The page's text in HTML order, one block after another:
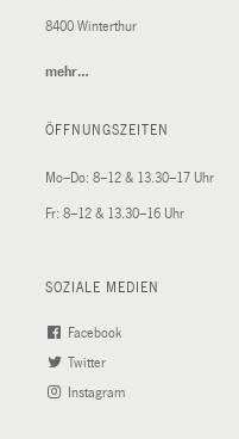
8400 Winterthur
mehr…
ÖFFNUNGSZEITEN
Mo–Do: 8–12 & 13.30–17 Uhr
Fr: 8–12 & 13.30–16 Uhr
SOZIALE MEDIEN
Facebook
Twitter
Link)
Instagram